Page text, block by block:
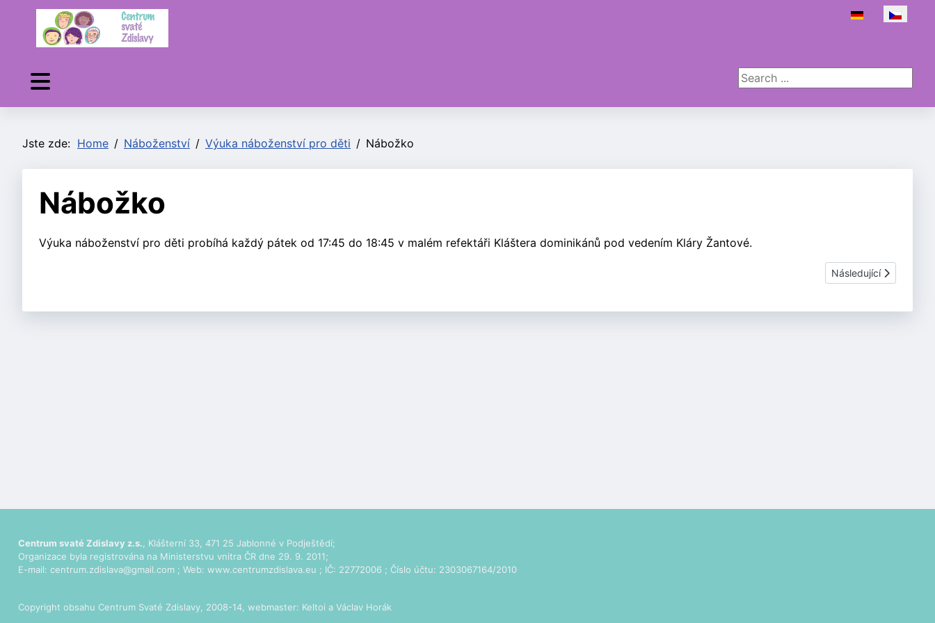
Zvolte jazyk
Search ...
Jste zde: Home Náboženství Výuka náboženství pro děti Nábožko
Nábožko
Výuka náboženství pro děti probíhá každý pátek od 17:45 do 18:45 v malém refektáři Kláštera dominikánů pod vedením Kláry Žantové.
Další článek:
Následující
Centrum svaté Zdislavy z.s. , Klášterní 33, 471 25 Jablonné v Podještědí;
Organizace byla registrována na Ministerstvu vnitra ČR dne 29. 9. 2011;
E-mail: centrum.zdislava@gmail.com ; Web: www.centrumzdislava.eu ; IČ: 22772006 ; Číslo účtu: 2303067164/2010
Copyright obsahu Centrum Svaté Zdislavy, 2008-14, webmaster: Keltoi a Václav Horák